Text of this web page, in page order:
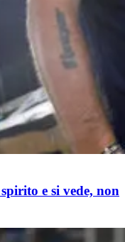
e si vede, non